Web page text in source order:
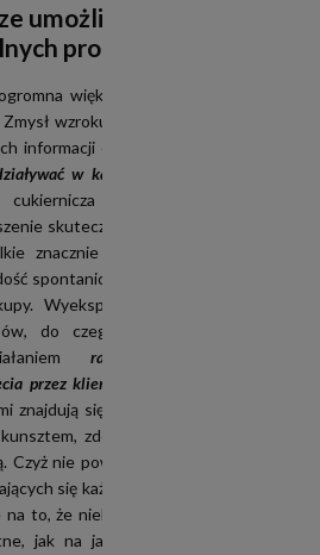
umożliwiają atrakcyjną
produktów
większość klientów rozmaitych
wzroku jest tym, który dostarcza
informacji o otaczającym nas świecie,
w każdego rodzaju działaniach
jest urządzeniem, które
skuteczności sprzedaży artykułów
znacznie zwłaszcza w cukierniach,
spontanicznych wizyt, podobnie jak i
Wyeksponowanie dostępnych w
do czego konieczne są witryny
radykalnie zwiększającym
przez klienta decyzji zakupowej
znajdują się efekty pracy cukierników
zdolnych zadbać także o ich
Czyż nie powinny one cieszyć oczu jak
się każdego dnia gości? Wówczas
to, że niebawem będą cieszyć także
jak na jakość prezentowaną przez